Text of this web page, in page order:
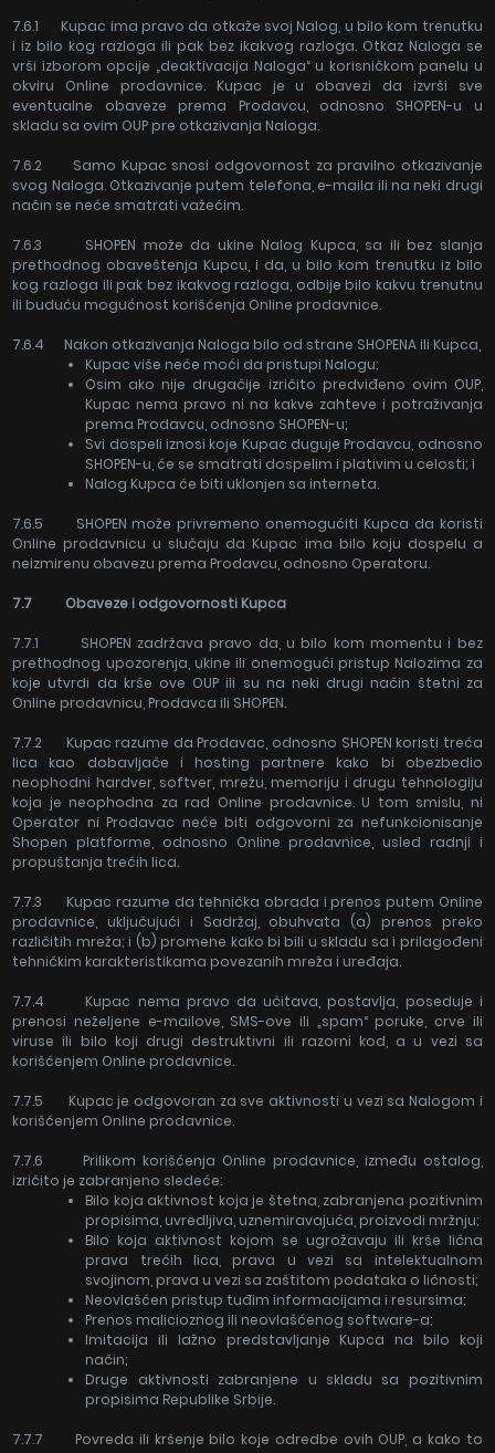
7.6.1 Kupac ima pravo da otkaže svoj Nalog, u bilo kom trenutku
i iz bilo kog razloga ili pak bez ikakvog razloga. Otkaz Naloga se
vrši izborom opcije „deaktivacija Naloga“ u korisničkom panelu u
okviru Online prodavnice. Kupac je u obavezi da izvrši sve
eventualne obaveze prema Prodavcu, odnosno SHOPEN-u u
skladu sa ovim OUP pre otkazivanja Naloga.
7.6.2 Samo Kupac snosi odgovornost za pravilno otkazivanje
svog Naloga. Otkazivanje putem telefona, e-maila ili na neki drugi
način se neće smatrati važećim.
7.6.3 SHOPEN može da ukine Nalog Kupca, sa ili bez slanja
prethodnog obaveštenja Kupcu, i da, u bilo kom trenutku iz bilo
kog razloga ili pak bez ikakvog razloga, odbije bilo kakvu trenutnu
ili buduću mogućnost korišćenja Online prodavnice.
7.6.4 Nakon otkazivanja Naloga bilo od strane SHOPENA ili Kupca,
Kupac više neće moći da pristupi Nalogu;
Osim ako nije drugačije izričito predviđeno ovim OUP,
Kupac nema pravo ni na kakve zahteve i potraživanja
prema Prodavcu, odnosno SHOPEN-u;
Svi dospeli iznosi koje Kupac duguje Prodavcu, odnosno
SHOPEN-u, će se smatrati dospelim i plativim u celosti; i
Nalog Kupca će biti uklonjen sa interneta.
7.6.5 SHOPEN može privremeno onemogućiti Kupca da koristi
Online prodavnicu u slučaju da Kupac ima bilo koju dospelu a
neizmirenu obavezu prema Prodavcu, odnosno Operatoru.
7.7 Obaveze i odgovornosti Kupca
7.7.1 SHOPEN zadržava pravo da, u bilo kom momentu i bez
prethodnog upozorenja, ukine ili onemogući pristup Nalozima za
koje utvrdi da krše ove OUP ili su na neki drugi način štetni za
Online prodavnicu, Prodavca ili SHOPEN.
7.7.2 Kupac razume da Prodavac, odnosno SHOPEN koristi treća
lica kao dobavljače i hosting partnere kako bi obezbedio
neophodni hardver, softver, mrežu, memoriju i drugu tehnologiju
koja je neophodna za rad Online prodavnice. U tom smislu, ni
Operator ni Prodavac neće biti odgovorni za nefunkcionisanje
Shopen platforme, odnosno Online prodavnice, usled radnji i
propuštanja trećih lica.
7.7.3 Kupac razume da tehnička obrada i prenos putem Online
prodavnice, uključujući i Sadržaj, obuhvata (a) prenos preko
različitih mreža; i (b) promene kako bi bili u skladu sa i prilagođeni
tehničkim karakteristikama povezanih mreža i uređaja.
7.7.4 Kupac nema pravo da učitava, postavlja, poseduje i
prenosi neželjene e-mailove, SMS-ove ili „spam“ poruke, crve ili
viruse ili bilo koji drugi destruktivni ili razorni kod, a u vezi sa
korišćenjem Online prodavnice.
7.7.5 Kupac je odgovoran za sve aktivnosti u vezi sa Nalogom i
korišćenjem Online prodavnice.
7.7.6 Prilikom korišćenja Online prodavnice, između ostalog,
izričito je zabranjeno sledeće:
Bilo koja aktivnost koja je štetna, zabranjena pozitivnim
propisima, uvredljiva, uznemiravajuća, proizvodi mržnju;
Bilo koja aktivnost kojom se ugrožavaju ili krše lična
prava trećih lica, prava u vezi sa intelektualnom
svojinom, prava u vezi sa zaštitom podataka o ličnosti;
Neovlašćen pristup tuđim informacijama i resursima;
Prenos malicioznog ili neovlašćenog software-a;
Imitacija ili lažno predstavljanje Kupca na bilo koji
način;
Druge aktivnosti zabranjene u skladu sa pozitivnim
propisima Republike Srbije.
7.7.7 Povreda ili kršenje bilo koje odredbe ovih OUP, a kako to